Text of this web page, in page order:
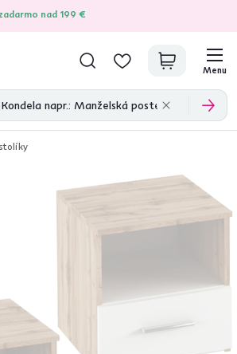
zadarmo nad 199 €
31 157overených produktových recenzií
Menu